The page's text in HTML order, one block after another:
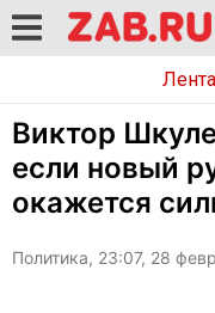
Лента
Виктор
если новый
окажется
Политика, 23:07, 28